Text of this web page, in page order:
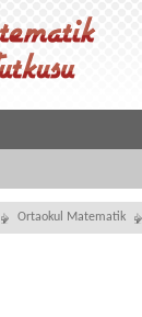
Ortaokul Matematik